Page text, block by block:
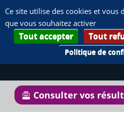
Panneau de gestion des cookies
Ce site utilise des cookies et vous
que vous souhaitez activer
Tout accepter Tout
Politique de
Consulter vos